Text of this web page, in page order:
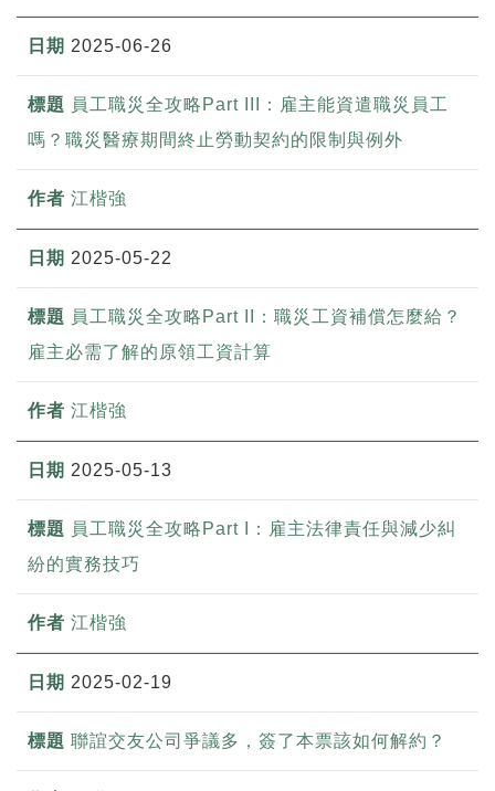
2025-06-26
員工職災全攻略Part III：雇主能資遣職災員工
嗎？職災醫療期間終止勞動契約的限制與例外
江楷強
2025-05-22
員工職災全攻略Part II：職災工資補償怎麼給？
雇主必需了解的原領工資計算
江楷強
2025-05-13
員工職災全攻略Part I：雇主法律責任與減少糾
紛的實務技巧
江楷強
2025-02-19
聯誼交友公司爭議多，簽了本票該如何解約？